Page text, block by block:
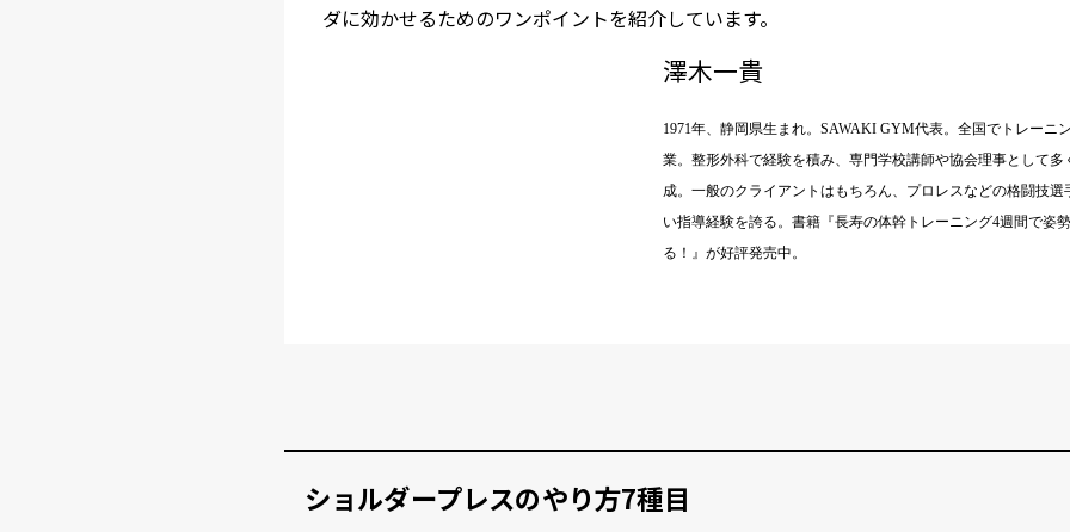
ダに効かせるためのワンポイントを紹介しています。
澤木一貴
1971年、静岡県生まれ。SAWAKI GYM代表。全国でトレーニ
業。整形外科で経験を積み、専門学校講師や協会理事として
成。一般のクライアントはもちろん、プロレスなどの格闘技
い指導経験を誇る。書籍『長寿の体幹トレーニング4週間で姿
る！』が好評発売中。
ショルダープレスのやり方7種目